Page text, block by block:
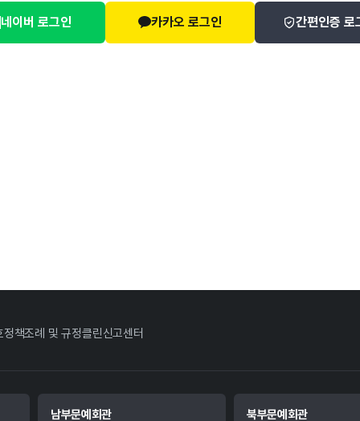
네이버 로그인 카카오 로그인 간편인증 로
정책조례 및 규정클린신고센터
남부문예회관 북부문예회관